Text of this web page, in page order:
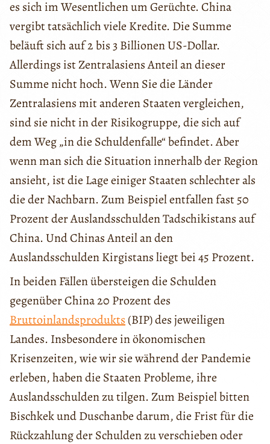
es sich im Wesentlichen um Gerüchte. China
vergibt tatsächlich viele Kredite. Die Summe
beläuft sich auf 2 bis 3 Billionen US-Dollar.
Allerdings ist Zentralasiens Anteil an dieser
Summe nicht hoch. Wenn Sie die Länder
Zentralasiens mit anderen Staaten vergleichen,
sind sie nicht in der Risikogruppe, die sich auf
dem Weg „in die Schuldenfalle“ befindet. Aber
wenn man sich die Situation innerhalb der Region
ansieht, ist die Lage einiger Staaten schlechter als
die der Nachbarn. Zum Beispiel entfallen fast 50
Prozent der Auslandsschulden Tadschikistans auf
China. Und Chinas Anteil an den
Auslandsschulden Kirgistans liegt bei 45 Prozent.
In beiden Fällen übersteigen die Schulden
gegenüber China 20 Prozent des
Bruttoinlandsprodukts (BIP) des jeweiligen
Landes. Insbesondere in ökonomischen
Krisenzeiten, wie wir sie während der Pandemie
erleben, haben die Staaten Probleme, ihre
Auslandsschulden zu tilgen. Zum Beispiel bitten
Bischkek und Duschanbe darum, die Frist für die
Rückzahlung der Schulden zu verschieben oder